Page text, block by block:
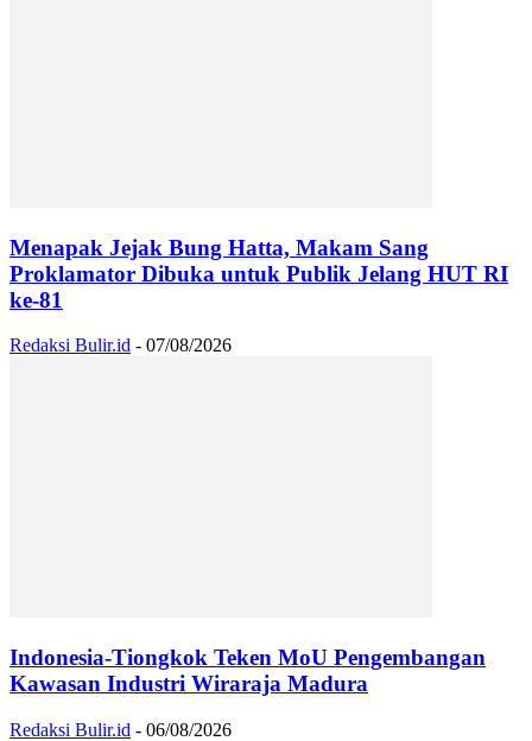
Menapak Jejak Bung Hatta, Makam Sang
Proklamator Dibuka untuk Publik Jelang HUT RI
ke-81
Redaksi Bulir.id - 07/08/2026
Indonesia-Tiongkok Teken MoU Pengembangan
Kawasan Industri Wiraraja Madura
Redaksi Bulir.id - 06/08/2026